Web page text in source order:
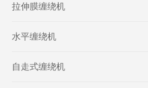
拉伸膜缠绕机
水平缠绕机
自走式缠绕机